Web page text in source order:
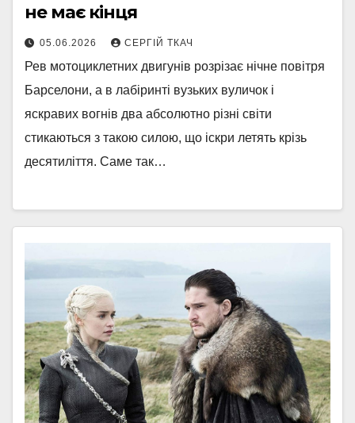
не має кінця
05.06.2026 СЕРГІЙ ТКАЧ
Рев мотоциклетних двигунів розрізає нічне повітря
Барселони, а в лабіринті вузьких вуличок і
яскравих вогнів два абсолютно різні світи
стикаються з такою силою, що іскри летять крізь
десятиліття. Саме так…